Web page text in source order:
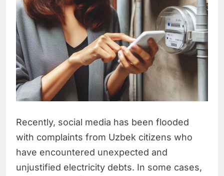
Recently, social media has been flooded
with complaints from Uzbek citizens who
have encountered unexpected and
unjustified electricity debts. In some cases,